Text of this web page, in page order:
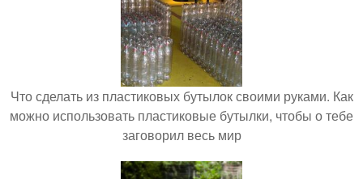
Что сделать из пластиковых бутылок своими руками. Как
можно использовать пластиковые бутылки, чтобы о тебе
заговорил весь мир